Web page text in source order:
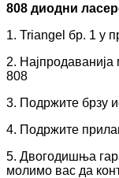
808 диодни
1. Triangel бр. 1 у
2.
808
3. Подржите брзу
4. Подржите
5. Двогодишња
молимо вас да